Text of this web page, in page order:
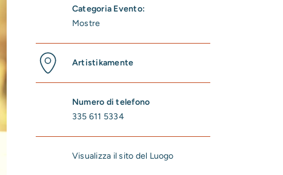
Categoria Evento:
Mostre
Artistikamente
Numero di telefono
335 611 5334
Visualizza il sito del Luogo